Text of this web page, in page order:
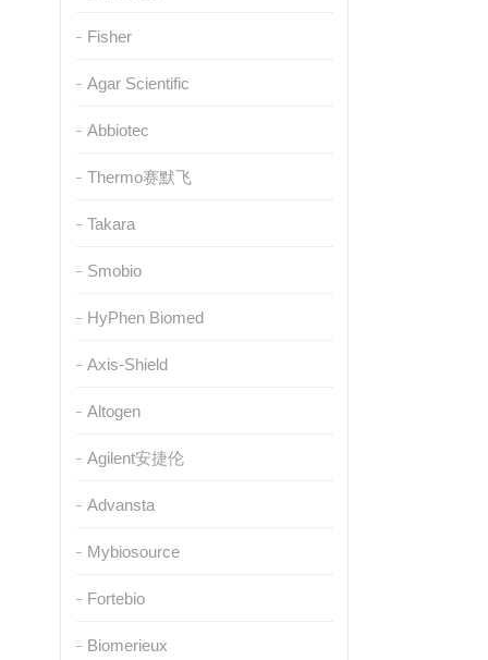
Fisher
Agar Scientific
Abbiotec
Thermo赛默飞
Takara
Smobio
HyPhen Biomed
Axis-Shield
Altogen
Agilent安捷伦
Advansta
Mybiosource
Fortebio
Biomerieux